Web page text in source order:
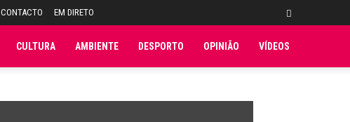
CONTACTO EM DIRETO
CULTURA AMBIENTE DESPORTO OPINIÃO VÍDEOS